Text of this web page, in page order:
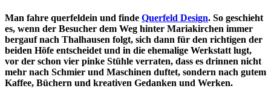
Man fahre querfeldein und finde Querfeld Design. So geschieht
es, wenn der Besucher dem Weg hinter Mariakirchen immer
bergauf nach Thalhausen folgt, sich dann für den richtigen der
beiden Höfe entscheidet und in die ehemalige Werkstatt lugt,
vor der schon vier pinke Stühle verraten, dass es drinnen nicht
mehr nach Schmier und Maschinen duftet, sondern nach gutem
Kaffee, Büchern und kreativen Gedanken und Werken.